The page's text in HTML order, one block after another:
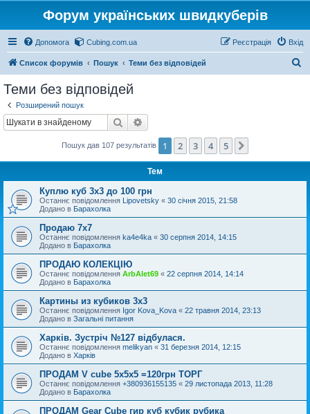
Форум українських швидкуберів
Допомога Cubing.com.ua Вхід
Реєстрація
Список форумів Пошук Теми без відповідей
Теми без відповідей
Розширений пошук
Пошук
Пошук дав 107 результатів 1 2 3 4 5
Тем
Куплю куб 3х3 до 100 грн
Останнє повідомлення Lipovetsky « 30 січня 2015, 21:58
Додано в Барахолка
Продаю 7х7
Останнє повідомлення ka4e4ka « 30 серпня 2014, 14:15
Додано в Барахолка
ПРОДАЮ КОЛЕКЦІЮ
Останнє повідомлення ArbAlet69 « 22 серпня 2014, 14:14
Додано в Барахолка
Картины из кубиков 3х3
Останнє повідомлення Igor Kova_Kova « 22 травня 2014, 23:13
Додано в Загальні питання
Харків. Зустріч №127 відбулася.
Останнє повідомлення melikyan « 31 березня 2014, 12:15
Додано в Харків
ПРОДАМ V cube 5x5x5 =120грн ТОРГ
Останнє повідомлення +380936155135 « 29 листопада 2013, 11:28
Додано в Барахолка
ПРОДАМ Gear Cube гир куб кубик рубика